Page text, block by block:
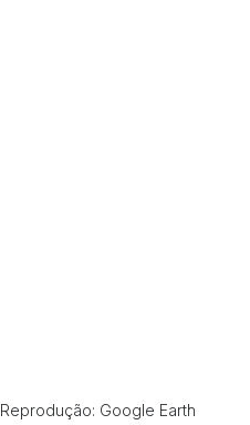
Reprodução: Google Earth